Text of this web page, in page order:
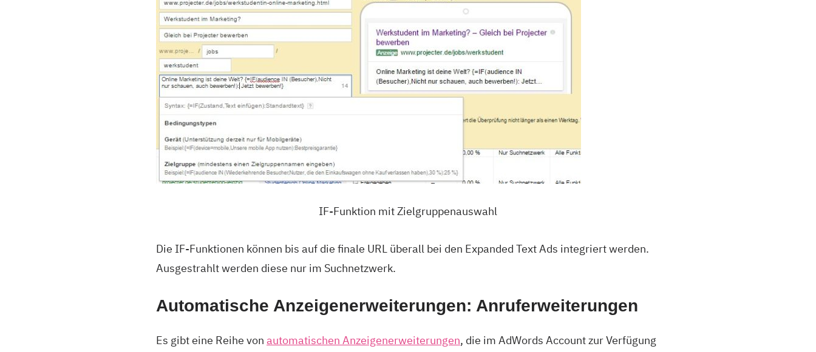
IF-Funktion mit Zielgruppenauswahl
Die IF-Funktionen können bis auf die finale URL überall bei den Expanded Text Ads integriert werden.
Ausgestrahlt werden diese nur im Suchnetzwerk.
Automatische Anzeigenerweiterungen: Anruferweiterungen
Es gibt eine Reihe von automatischen Anzeigenerweiterungen, die im AdWords Account zur Verfügung